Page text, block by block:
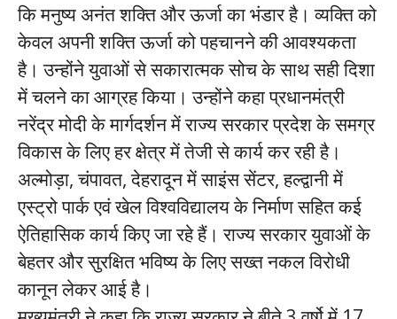
कि मनुष्य अनंत शक्ति और ऊर्जा का भंडार है। व्यक्ति को
केवल अपनी शक्ति ऊर्जा को पहचानने की आवश्यकता
है। उन्होंने युवाओं से सकारात्मक सोच के साथ सही दिशा
में चलने का आग्रह किया। उन्होंने कहा प्रधानमंत्री
नरेंद्र मोदी के मार्गदर्शन में राज्य सरकार प्रदेश के समग्र
विकास के लिए हर क्षेत्र में तेजी से कार्य कर रही है।
अल्मोड़ा, चंपावत, देहरादून में साइंस सेंटर, हल्द्वानी में
एस्ट्रो पार्क एवं खेल विश्वविद्यालय के निर्माण सहित कई
ऐतिहासिक कार्य किए जा रहे हैं। राज्य सरकार युवाओं के
बेहतर और सुरक्षित भविष्य के लिए सख्त नकल विरोधी
कानून लेकर आई है।